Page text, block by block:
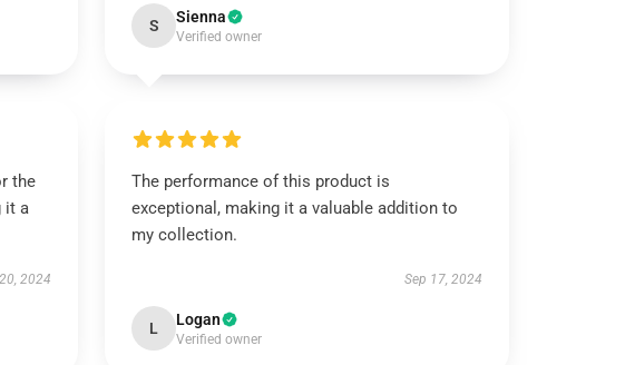
S Sienna
Verified owner
the
it a
2024
The performance of this product is
exceptional, making it a valuable addition to
my collection.
Sep 17, 2024
L Logan
Verified owner